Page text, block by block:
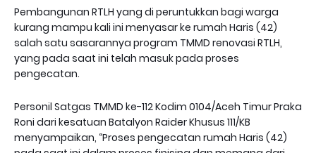
Pembangunan RTLH yang di peruntukkan bagi warga
kurang mampu kali ini menyasar ke rumah Haris (42)
salah satu sasarannya program TMMD renovasi RTLH,
yang pada saat ini telah masuk pada proses
pengecatan.
Personil Satgas TMMD ke-112 Kodim 0104/Aceh Timur Praka
Roni dari kesatuan Batalyon Raider Khusus 111/KB
menyampaikan, “Proses pengecatan rumah Haris (42)